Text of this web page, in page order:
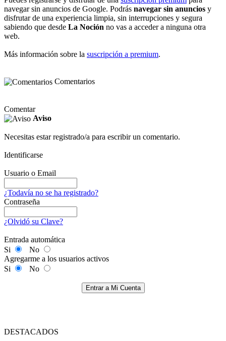
navegar sin anuncios de Google. Podrás navegar sin anuncios y
disfrutar de una experiencia limpia, sin interrupciones y segura
sabiendo que desde La Noción no vas a acceder a ninguna otra
web.
Más información sobre la suscripción a premium.
Comentarios
Comentar
Aviso
Necesitas estar registrado/a para escribir un comentario.
Identificarse
Usuario o Email
¿Todavía no se ha registrado?
Contraseña
¿Olvidó su Clave?
Entrada automática
Si
No
Agregarme a los usuarios activos
Si
No
Entrar a Mi Cuenta
DESTACADOS